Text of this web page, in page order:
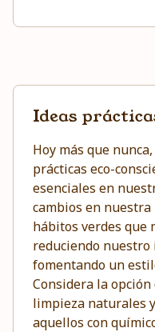
Ideas
Hoy más que
prácticas eco-
esenciales en
cambios en
hábitos verdes que
reduciendo
fomentando un
Considera la
limpieza naturales
aquellos con